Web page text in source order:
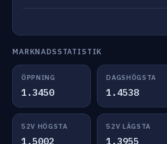
MARKNADSSTATISTIK
ÖPPNING
1.3450
DAGSHÖGSTA
1.4538
52V HÖGSTA
1.5002
52V LÄGSTA
1.3955